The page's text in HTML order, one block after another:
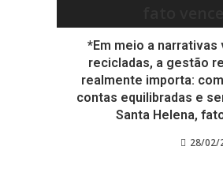
*Em meio a
recicladas, a gestão
realmente importa:
contas equilibradas e
Santa Helena,
28/02/